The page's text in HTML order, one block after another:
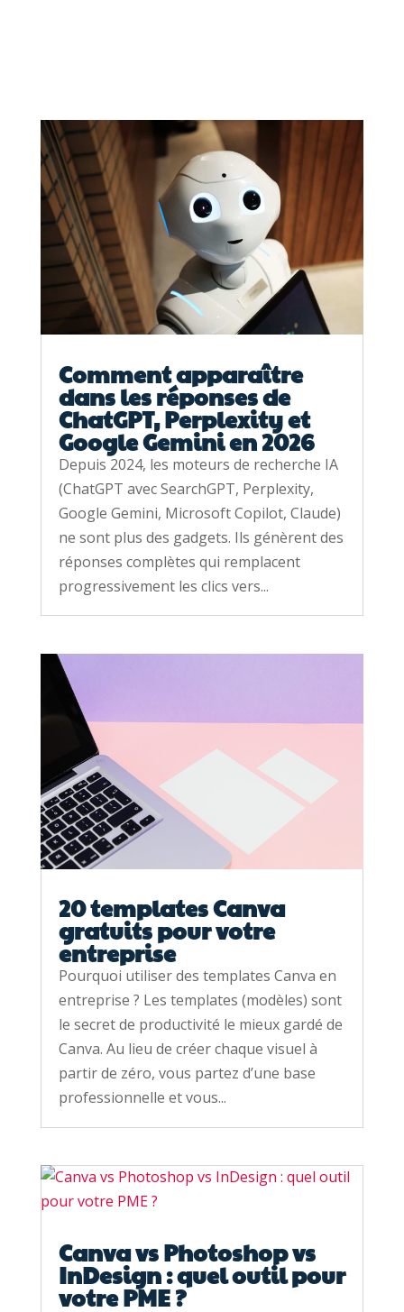
Comment apparaître
dans les réponses de
ChatGPT, Perplexity et
Google Gemini en 2026
Depuis 2024, les moteurs de recherche IA
(ChatGPT avec SearchGPT, Perplexity,
Google Gemini, Microsoft Copilot, Claude)
ne sont plus des gadgets. Ils génèrent des
réponses complètes qui remplacent
progressivement les clics vers...
20 templates Canva
gratuits pour votre
entreprise
Pourquoi utiliser des templates Canva en
entreprise ? Les templates (modèles) sont
le secret de productivité le mieux gardé de
Canva. Au lieu de créer chaque visuel à
partir de zéro, vous partez d’une base
professionnelle et vous...
Canva vs Photoshop vs
InDesign : quel outil pour
votre PME ?